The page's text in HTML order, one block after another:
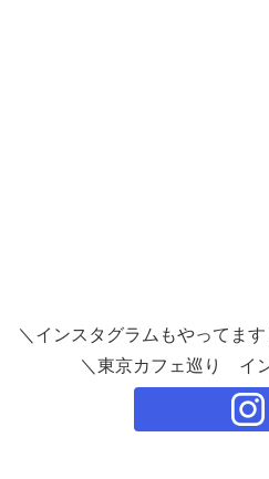
＼インスタグラムもやってま
＼東京カフェ巡り イ